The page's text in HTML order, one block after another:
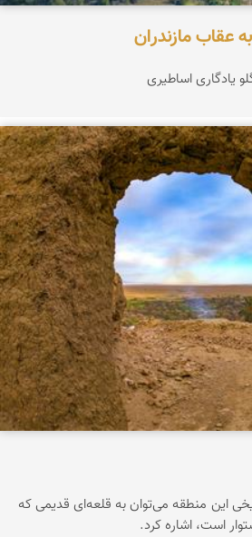
عقاب مازندران
یادگاری اساطیری
این منطقه می‌توان به قلعه‌ای قدیمی که
است، اشاره کرد.